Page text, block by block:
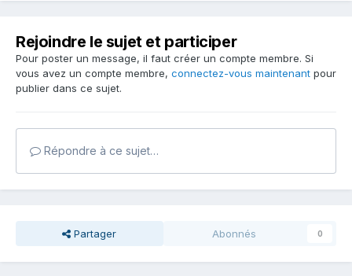
Rejoindre le sujet et participer
Pour poster un message, il faut créer un compte membre. Si
vous avez un compte membre, connectez-vous maintenant pour
publier dans ce sujet.
Répondre à ce sujet…
Partager Abonnés 0